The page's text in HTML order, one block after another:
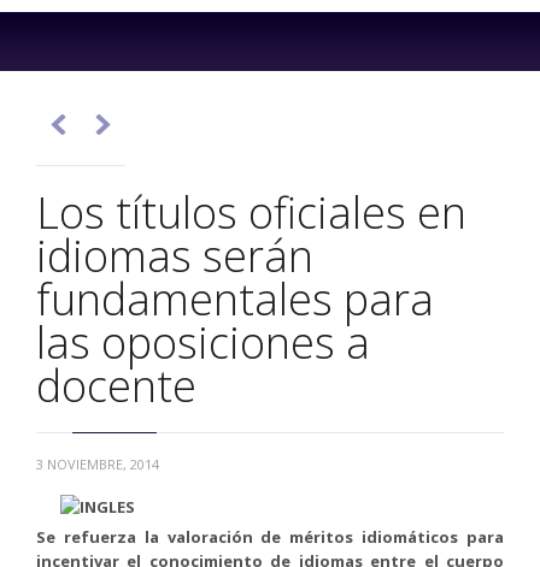
content
Los títulos oficiales en
idiomas serán
fundamentales para
las oposiciones a
docente
 
3 NOVIEMBRE, 2014
Se refuerza la valoración de méritos idiomáticos para
incentivar el conocimiento de idiomas entre el cuerpo